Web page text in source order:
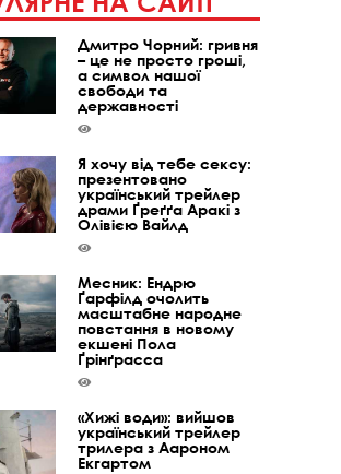
Дмитро Чорний: гривня
– це не просто гроші,
а символ нашої
свободи та
державності
Я хочу від тебе сексу:
презентовано
український трейлер
драми Ґреґґа Аракі з
Олівією Вайлд
Месник: Ендрю
Ґарфілд очолить
масштабне народне
повстання в новому
екшені Пола
Ґрінґрасса
«Хижі води»: вийшов
український трейлер
трилера з Аароном
Екгартом